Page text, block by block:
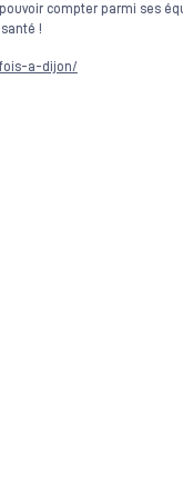
compter parmi ses
!
a-dijon/